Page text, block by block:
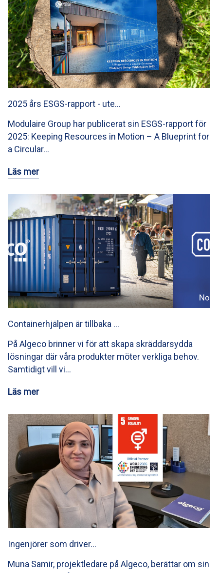
2025 års ESGS-rapport - ute…
Modulaire Group har publicerat sin ESGS-rapport för
2025: Keeping Resources in Motion – A Blueprint for
a Circular…
Läs mer
Containerhjälpen är tillbaka …
På Algeco brinner vi för att skapa skräddarsydda
lösningar där våra produkter möter verkliga behov.
Samtidigt vill vi…
Läs mer
Ingenjörer som driver…
Muna Samir, projektledare på Algeco, berättar om sin